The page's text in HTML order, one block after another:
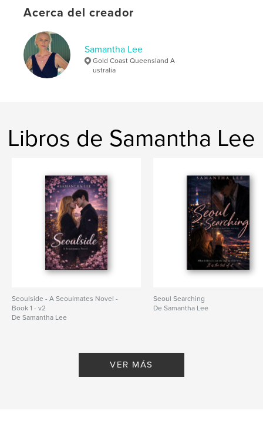
IdiomaEnglish
New Beginnings - Fan Fiction
Acerca del creador
Samantha Lee
Gold Coast Queensland A
ustralia
Libros de Samantha Lee
Seoulside - A Seoulmates Novel -
Book 1 - v2
De Samantha Lee
Seoul Searching
De Samantha Lee
VER MÁS